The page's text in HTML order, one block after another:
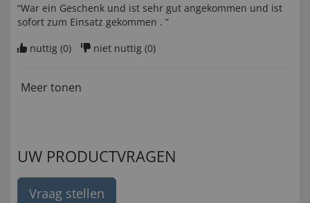
“War ein Geschenk und ist sehr gut angekommen und ist
sofort zum Einsatz gekommen . ”
nuttig (0) niet nuttig (0)
Meer tonen
UW PRODUCTVRAGEN
Vraag stellen